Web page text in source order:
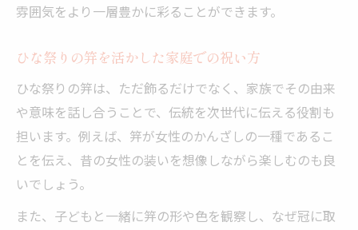
雰囲気をより一層豊かに彩ることができます。
ひな祭りの笄を活かした家庭での祝い方
ひな祭りの笄は、ただ飾るだけでなく、家族でその由来
や意味を話し合うことで、伝統を次世代に伝える役割も
担います。例えば、笄が女性のかんざしの一種であるこ
とを伝え、昔の女性の装いを想像しながら楽しむのも良
いでしょう。
また、子どもと一緒に笄の形や色を観察し、なぜ冠に取